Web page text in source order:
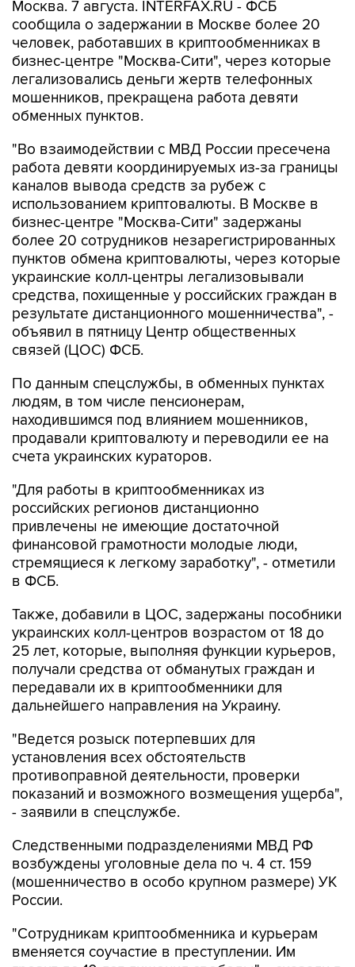
человек, работавших в криптообменниках в
бизнес-центре "Москва-Сити", через которые
легализовались деньги жертв телефонных
мошенников, прекращена работа девяти
обменных пунктов.
"Во взаимодействии с МВД России пресечена
каналов вывода средств за рубеж с
использованием криптовалюты. В Москве в
бизнес-центре "Москва-Сити" задержаны
более 20 сотрудников незарегистрированных
пунктов обмена криптовалюты, через которые
украинские колл-центры легализовывали
средства, похищенные у российских граждан в
результате дистанционного мошенничества", -
объявил в пятницу Центр общественных
связей (ЦОС) ФСБ.
По данным спецслужбы, в обменных пунктах
находившимся под влиянием мошенников,
продавали криптовалюту и переводили ее на
счета украинских кураторов.
"Для работы в криптообменниках из
привлечены не имеющие достаточной
финансовой грамотности молодые люди,
стремящиеся к легкому заработку", - отметили
в ФСБ.
Также, добавили в ЦОС, задержаны пособники
25 лет, которые, выполняя функции курьеров,
получали средства от обманутых граждан и
передавали их в криптообменники для
дальнейшего направления на Украину.
"Ведется розыск потерпевших для
противоправной деятельности, проверки
показаний и возможного возмещения ущерба",
- заявили в спецслужбе.
Следственными подразделениями МВД РФ
(мошенничество в особо крупном размере) УК
России.
"Сотрудникам криптообменника и курьерам
грозит до 10 лет лишения свободы", - сказали в
ЦОС.